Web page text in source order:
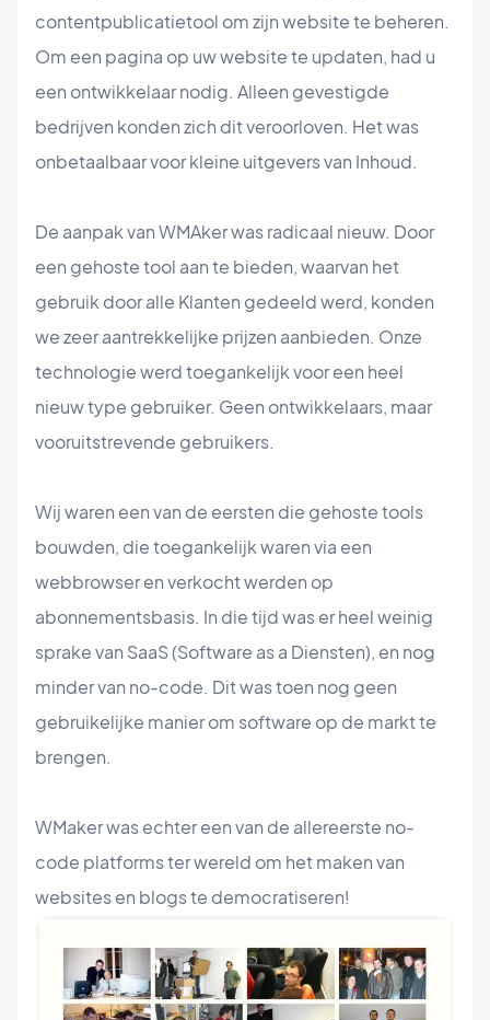
contentpublicatietool om zijn website te beheren.
Om een pagina op uw website te updaten, had u
een ontwikkelaar nodig. Alleen gevestigde
bedrijven konden zich dit veroorloven. Het was
onbetaalbaar voor kleine uitgevers van Inhoud.
De aanpak van WMAker was radicaal nieuw. Door
een gehoste tool aan te bieden, waarvan het
gebruik door alle Klanten gedeeld werd, konden
we zeer aantrekkelijke prijzen aanbieden. Onze
technologie werd toegankelijk voor een heel
nieuw type gebruiker. Geen ontwikkelaars, maar
vooruitstrevende gebruikers.
Wij waren een van de eersten die gehoste tools
bouwden, die toegankelijk waren via een
webbrowser en verkocht werden op
abonnementsbasis. In die tijd was er heel weinig
sprake van SaaS (Software as a Diensten), en nog
minder van no-code. Dit was toen nog geen
gebruikelijke manier om software op de markt te
brengen.
WMaker was echter een van de allereerste no-
code platforms ter wereld om het maken van
websites en blogs te democratiseren!